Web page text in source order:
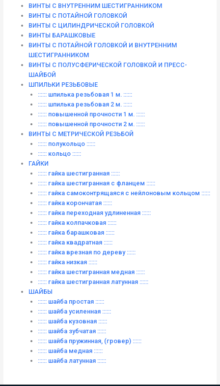
ВИНТЫ С ВНУТРЕННИМ ШЕСТИГРАННИКОМ
ВИНТЫ С ПОТАЙНОЙ ГОЛОВКОЙ
ВИНТЫ С ЦИЛИНДРИЧЕСКОЙ ГОЛОВКОЙ
ВИНТЫ БАРАШКОВЫЕ
ВИНТЫ С ПОТАЙНОЙ ГОЛОВКОЙ И ВНУТРЕННИМ
ШЕСТИГРАННИКОМ
ВИНТЫ С ПОЛУСФЕРИЧЕСКОЙ ГОЛОВКОЙ И ПРЕСС-
ШАЙБОЙ
ШПИЛЬКИ РЕЗЬБОВЫЕ
:::::: шпилька резьбовая 1 м. ::::::
:::::: шпилька резьбовая 2 м. ::::::
:::::: повышенной прочности 1 м. ::::::
:::::: повышенной прочности 2 м. ::::::
ВИНТЫ C МЕТРИЧЕСКОЙ РЕЗЬБОЙ
:::::: полукольцо ::::::
:::::: кольцо ::::::
ГАЙКИ
:::::: гайка шестигранная ::::::
:::::: гайка шестигранная с фланцем ::::::
:::::: гайка самоконтрящаяся с нейлоновым кольцом ::::::
:::::: гайка корончатая ::::::
:::::: гайка переходная удлиненная ::::::
:::::: гайка колпачковая ::::::
:::::: гайка барашковая ::::::
:::::: гайка квадратная ::::::
:::::: гайка врезная по дереву ::::::
:::::: гайка низкая ::::::
:::::: гайка шестигранная медная ::::::
:::::: гайка шестигранная латунная ::::::
ШАЙБЫ
:::::: шайба простая ::::::
:::::: шайба усиленная ::::::
:::::: шайба кузовная ::::::
:::::: шайба зубчатая ::::::
:::::: шайба пружинная, (гровер) ::::::
:::::: шайба медная ::::::
:::::: шайба латунная ::::::